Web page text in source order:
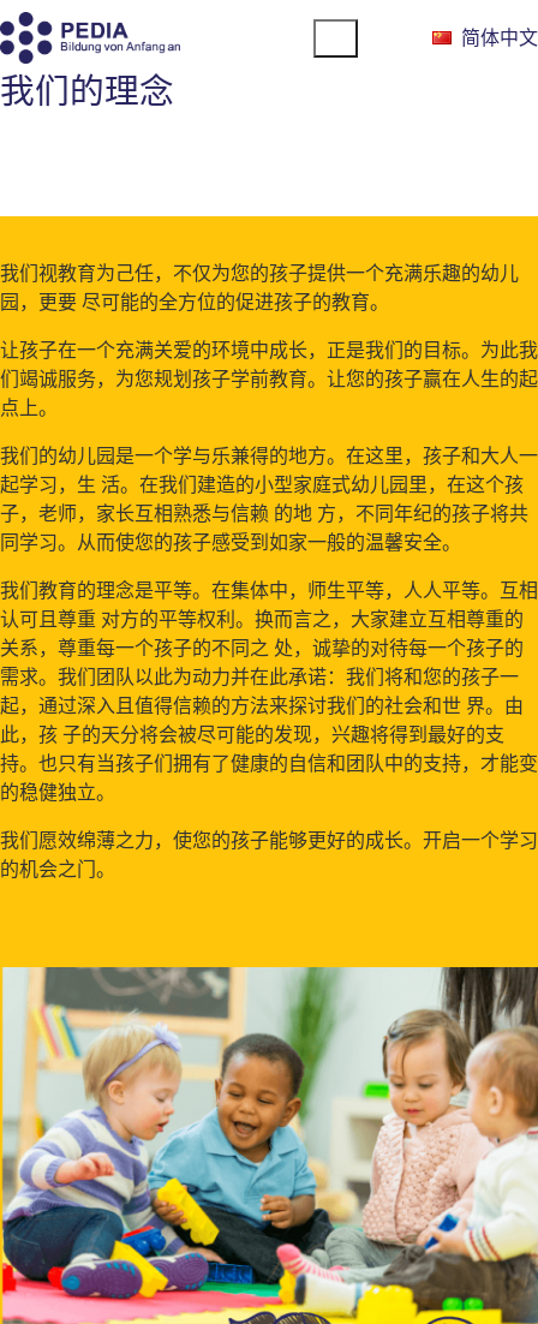
简体中文
我们的理念
我们视教育为己任，不仅为您的孩子提供一个充满乐趣的幼儿
园，更要 尽可能的全方位的促进孩子的教育。
让孩子在一个充满关爱的环境中成长，正是我们的目标。为此我
们竭诚服务，为您规划孩子学前教育。让您的孩子赢在人生的起
点上。
我们的幼儿园是一个学与乐兼得的地方。在这里，孩子和大人一
起学习，生 活。在我们建造的小型家庭式幼儿园里，在这个孩
子，老师，家长互相熟悉与信赖 的地 方，不同年纪的孩子将共
同学习。从而使您的孩子感受到如家一般的温馨安全。
我们教育的理念是平等。在集体中，师生平等，人人平等。互相
认可且尊重 对方的平等权利。换而言之，大家建立互相尊重的
关系，尊重每一个孩子的不同之 处，诚挚的对待每一个孩子的
需求。我们团队以此为动力并在此承诺：我们将和您的孩子一
起，通过深入且值得信赖的方法来探讨我们的社会和世 界。由
此，孩 子的天分将会被尽可能的发现，兴趣将得到最好的支
持。也只有当孩子们拥有了健康的自信和团队中的支持，才能变
的稳健独立。
我们愿效绵薄之力，使您的孩子能够更好的成长。开启一个学习
的机会之门。